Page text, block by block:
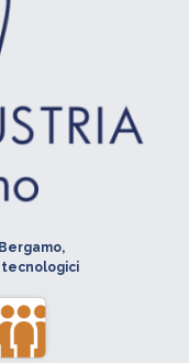
tecnologici